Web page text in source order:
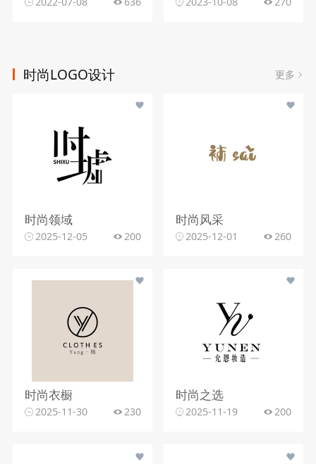
时尚LOGO设计 更多
时尚领域
2025-12-05 200
时尚风采
2025-12-01 260
时尚衣橱
2025-11-30 230
时尚之选
2025-11-19 200